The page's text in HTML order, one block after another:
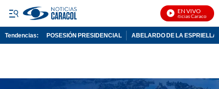
EN VIVO
Noticias Caracol En
Tendencias: POSESIÓN PRESIDENCIAL ABELARDO DE LA ESPRIELLA